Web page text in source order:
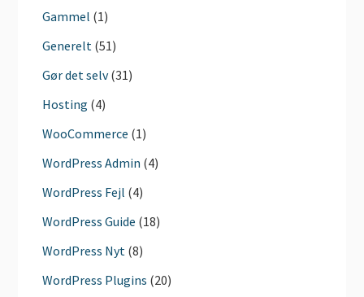
Gammel (1)
Generelt (51)
Gør det selv(31)
Hosting (4)
WooCommerce (1)
WordPress Admin (4)
WordPress Fejl (4)
WordPress Guide (18)
WordPress Nyt (8)
WordPress Plugins (20)